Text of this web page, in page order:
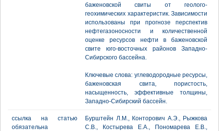
баженовской свиты от геолого-
геохимических характеристик. Зависимости
использованы при прогнозе перспектив
нефтегазоносности и количественной
оценке ресурсов нефти в баженовской
свите юго-восточных районов Западно-
Сибирского бассейна.
Ключевые слова: углеводородные ресурсы,
баженовская свита, пористость,
насыщенность, эффективные толщины,
Западно-Сибирский бассейн.
ссылка на статью
обязательна
Бурштейн Л.М., Конторович А.Э., Рыжкова
С.В., Костырева Е.А., Пономарева Е.В.,